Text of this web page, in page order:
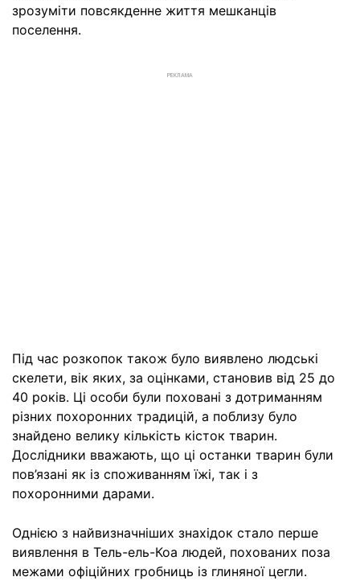
зрозуміти повсякденне життя мешканців
поселення.
РЕКЛАМА
Під час розкопок також було виявлено людські
скелети, вік яких, за оцінками, становив від 25 до
40 років. Ці особи були поховані з дотриманням
різних похоронних традицій, а поблизу було
знайдено велику кількість кісток тварин.
Дослідники вважають, що ці останки тварин були
пов’язані як із споживанням їжі, так і з
похоронними дарами.
Однією з найвизначніших знахідок стало перше
виявлення в Тель-ель-Коа людей, похованих поза
межами офіційних гробниць із глиняної цегли.